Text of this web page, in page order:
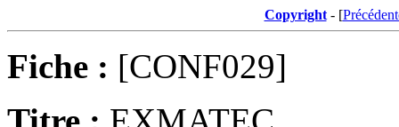
Copyright- [
Fiche : [CONF029]